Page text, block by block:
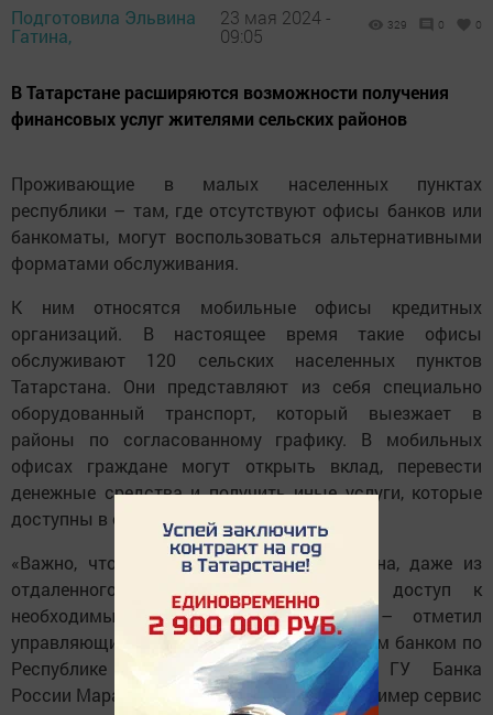
Подготовила Эльвина
Гатина,
23 мая 2024 -
09:05
329 0 0
В Татарстане расширяются возможности получения
финансовых услуг жителями сельских районов
Проживающие в малых населенных пунктах
республики – там, где отсутствуют офисы банков или
банкоматы, могут воспользоваться альтернативными
форматами обслуживания.
К ним относятся мобильные офисы кредитных
организаций. В настоящее время такие офисы
обслуживают 120 сельских населенных пунктов
Татарстана. Они представляют из себя специально
оборудованный транспорт, который выезжает в
районы по согласованному графику. В мобильных
офисах граждане могут открыть вклад, перевести
денежные средства и получить иные услуги, которые
доступны в офисе банка.
«Важно, чтобы каждый житель Татарстана, даже из
отдаленного сельского района, имел доступ к
необходимым финансовым услугам», – отметил
управляющий Отделением – Национальным банком по
Республике Татарстан Волго-Вятского ГУ Банка
России Марат Шарифуллин. Он привел в пример сервис